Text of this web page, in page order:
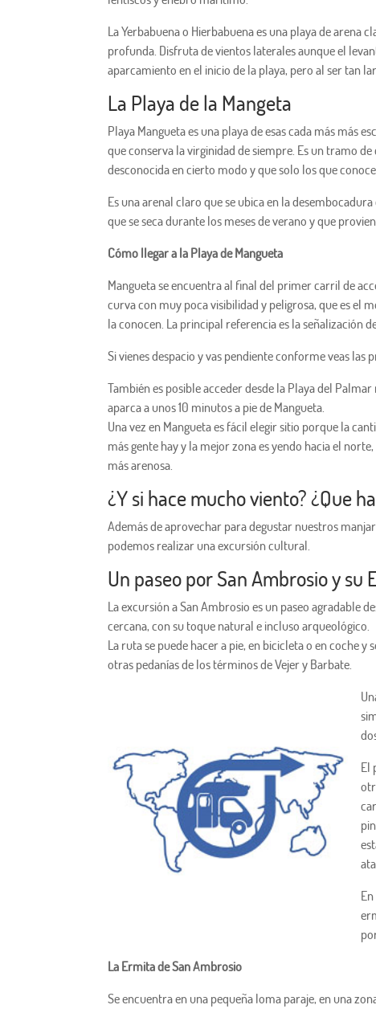
La Yerbabuena o Hierbabuena es una playa de
profunda. Disfruta de vientos laterales aunque el
aparcamiento en el inicio de la playa, pero al ser tan
La Playa de la Mangeta
Playa Mangueta es una playa de esas cada más más
que conserva la virginidad de siempre. Es un tramo
desconocida en cierto modo y que solo los que
Es una arenal claro que se ubica en la
que se seca durante los meses de verano y que
Cómo llegar a la Playa de Mangueta
Mangueta se encuentra al final del primer carril de
curva con muy poca visibilidad y peligrosa, que es el
la conocen. La principal referencia es la señalización
Si vienes despacio y vas pendiente conforme veas
También es posible acceder desde la Playa del
aparca a unos 10 minutos a pie de Mangueta.
Una vez en Mangueta es fácil elegir sitio porque la
más gente hay y la mejor zona es yendo hacia el
más arenosa.
¿Y si hace mucho viento? ¿Que
Además de aprovechar para degustar nuestros
podemos realizar una excursión cultural.
Un paseo por San Ambrosio y su
La excursión a San Ambrosio es un paseo agradable
cercana, con su toque natural e incluso arqueológico.
La ruta se puede hacer a pie, en bicicleta o en coche
otras pedanías de los términos de Vejer y Barbate.
El
La Ermita de San Ambrosio
Se encuentra en una pequeña loma paraje, en una